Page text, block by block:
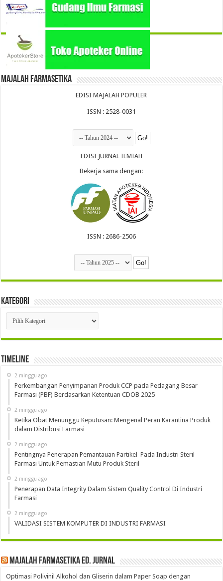
Majalah Farmasetika
EDISI MAJALAH POPULER
ISSN : 2528-0031
EDISI JURNAL ILMIAH
Bekerja sama dengan:
ISSN : 2686-2506
Kategori
Kategori
Timeline
2 minggu ago
Perkembangan Penyimpanan Produk CCP pada Pedagang Besar
Farmasi (PBF) Berdasarkan Ketentuan CDOB 2025
2 minggu ago
Ketika Obat Menunggu Keputusan: Mengenal Peran Karantina Produk
dalam Distribusi Farmasi
2 minggu ago
Pentingnya Penerapan Pemantauan Partikel Pada Industri Steril
Farmasi Untuk Pemastian Mutu Produk Steril
2 minggu ago
Penerapan Data Integrity Dalam Sistem Quality Control Di Industri
Farmasi
2 minggu ago
VALIDASI SISTEM KOMPUTER DI INDUSTRI FARMASI
Majalah Farmasetika Ed. Jurnal
Optimasi Polivinil Alkohol dan Gliserin dalam Paper Soap dengan